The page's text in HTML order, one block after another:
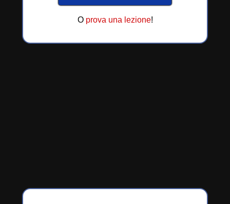
O prova una lezione!